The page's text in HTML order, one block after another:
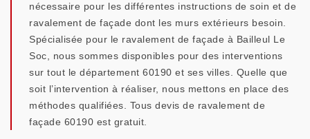
nécessaire pour les différentes instructions de soin et de
ravalement de façade dont les murs extérieurs besoin.
Spécialisée pour le ravalement de façade à Bailleul Le
Soc, nous sommes disponibles pour des interventions
sur tout le département 60190 et ses villes. Quelle que
soit l’intervention à réaliser, nous mettons en place des
méthodes qualifiées. Tous devis de ravalement de
façade 60190 est gratuit.